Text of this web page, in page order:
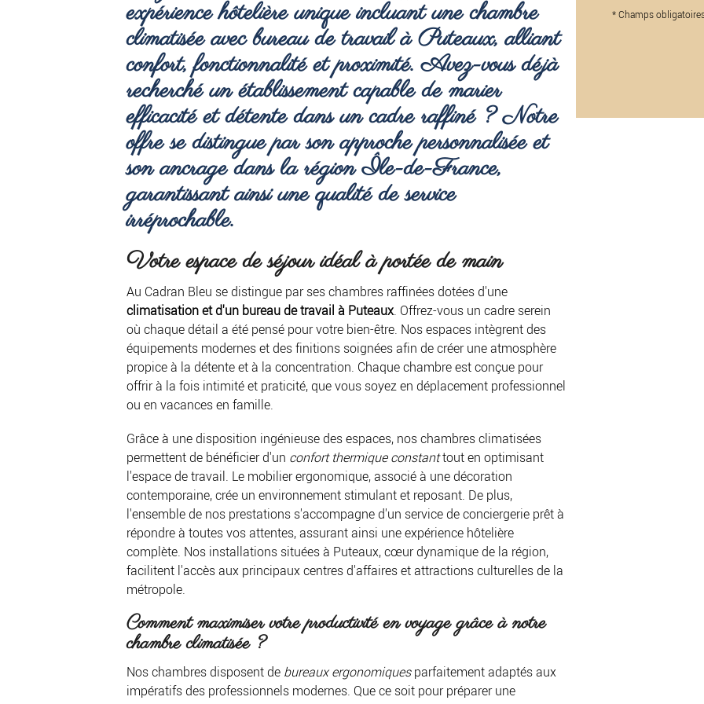
expérience hôtelière unique incluant unechambre
climatisée avec bureau de travail à Puteaux, alliant
confort, fonctionnalité et proximité. Avez-vous déjà
recherché un établissement capable de marier
efficacité et détente dans un cadre raffiné ? Notre
offre se distingue par son approche personnalisée et
son ancrage dans la région Île-de-France,
garantissant ainsi une qualité de service
irréprochable.
Votre espace de séjour idéal à portée de main
Au Cadran Bleu se distingue par ses chambres raffinées dotées d'une
climatisation et d'un bureau de travail à Puteaux . Offrez-vous un cadre serein
où chaque détail a été pensé pour votre bien-être. Nos espaces intègrent des
équipements modernes et des finitions soignées afin de créer une atmosphère
propice à la détente et à la concentration. Chaque chambre est conçue pour
offrir à la fois intimité et praticité, que vous soyez en déplacement professionnel
ou en vacances en famille.
Grâce à une disposition ingénieuse des espaces, nos chambres climatisées
permettent de bénéficier d'un confort thermique constanttout en optimisant
l'espace de travail. Le mobilier ergonomique, associé à une décoration
contemporaine, crée un environnement stimulant et reposant. De plus,
l'ensemble de nos prestations s'accompagne d'un service de conciergerie prêt à
répondre à toutes vos attentes, assurant ainsi une expérience hôtelière
complète. Nos installations situées à Puteaux, cœur dynamique de la région,
facilitent l'accès aux principaux centres d'affaires et attractions culturelles de la
métropole.
Comment maximiser votre productivité en voyage grâce à notre
chambre climatisée ?
Nos chambres disposent de bureaux ergonomiquesparfaitement adaptés aux
impératifs des professionnels modernes. Que ce soit pour préparer une
*Champs